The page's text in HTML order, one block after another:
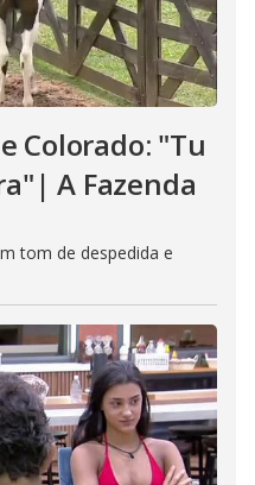
Colorado: "Tu
A Fazenda
tom de despedida e